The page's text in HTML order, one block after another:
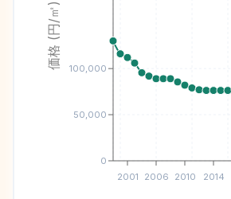
2001 2006 2010 2014
0
50,000
100,000
価格 (円/㎡)